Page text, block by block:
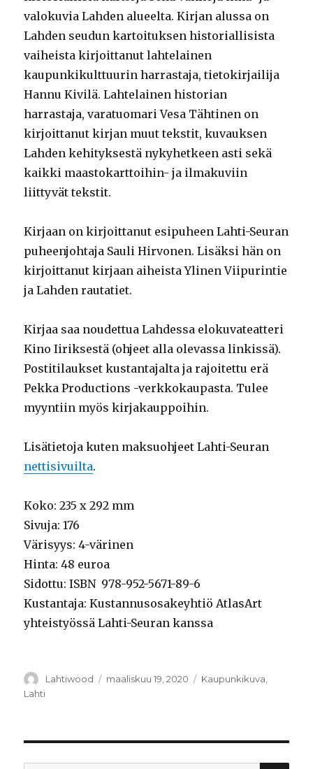
valokuvia Lahden alueelta. Kirjan alussa on
Lahden seudun kartoituksen historiallisista
vaiheista kirjoittanut lahtelainen
kaupunkikulttuurin harrastaja, tietokirjailija
Hannu Kivilä. Lahtelainen historian
harrastaja, varatuomari Vesa Tähtinen on
kirjoittanut kirjan muut tekstit, kuvauksen
Lahden kehityksestä nykyhetkeen asti sekä
kaikki maastokarttoihin- ja ilmakuviin
liittyvät tekstit.
Kirjaan on kirjoittanut esipuheen Lahti-Seuran
puheenjohtaja Sauli Hirvonen. Lisäksi hän on
kirjoittanut kirjaan aiheista Ylinen Viipurintie
ja Lahden rautatiet.
Kirjaa saa noudettua Lahdessa elokuvateatteri
Kino Iiriksestä (ohjeet alla olevassa linkissä).
Postitilaukset kustantajalta ja rajoitettu erä
Pekka Productions -verkkokaupasta. Tulee
myyntiin myös kirjakauppoihin.
Lisätietoja kuten maksuohjeet Lahti-Seuran
nettisivuilta.
Koko: 235 x 292 mm
Sivuja: 176
Värisyys: 4-värinen
Hinta: 48 euroa
Sidottu: ISBN 978-952-5671-89-6
Kustantaja: Kustannusosakeyhtiö AtlasArt
yhteistyössä Lahti-Seuran kanssa
Kirjoittaja
Lahtiwood Julkaistu
maaliskuu 19, 2020 Kategoriat
Kaupunkikuva
Lahti